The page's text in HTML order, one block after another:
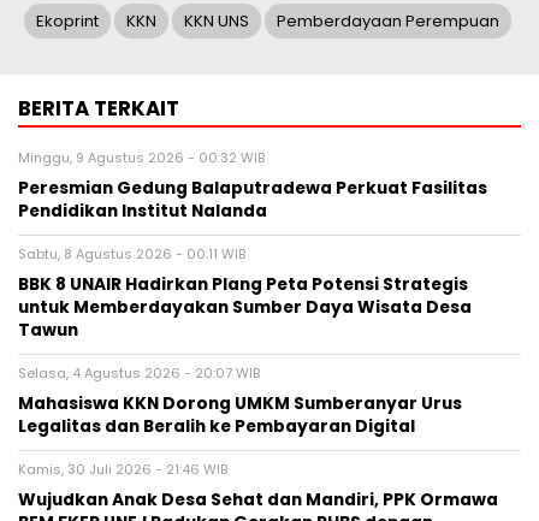
Ekoprint KKN KKN UNS Pemberdayaan Perempuan
BERITA TERKAIT
Minggu, 9 Agustus 2026 - 00:32 WIB
Peresmian Gedung Balaputradewa Perkuat Fasilitas
Pendidikan Institut Nalanda
Sabtu, 8 Agustus 2026 - 00:11 WIB
BBK 8 UNAIR Hadirkan Plang Peta Potensi Strategis
untuk Memberdayakan Sumber Daya Wisata Desa
Tawun
Selasa, 4 Agustus 2026 - 20:07 WIB
Mahasiswa KKN Dorong UMKM Sumberanyar Urus
Legalitas dan Beralih ke Pembayaran Digital
Kamis, 30 Juli 2026 - 21:46 WIB
Wujudkan Anak Desa Sehat dan Mandiri, PPK Ormawa